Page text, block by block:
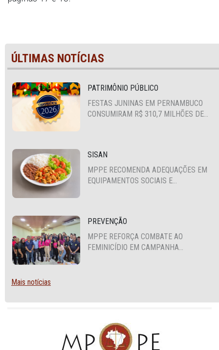
ÚLTIMAS NOTÍCIAS
PATRIMÔNIO PÚBLICO
FESTAS JUNINAS EM PERNAMBUCO
CONSUMIRAM R$ 310,7 MILHÕES DE
SISAN
MPPE RECOMENDA ADEQUAÇÕES EM
EQUIPAMENTOS SOCIAIS E
PREVENÇÃO
MPPE REFORÇA COMBATE AO
FEMINICÍDIO EM CAMPANHA
Mais notícias